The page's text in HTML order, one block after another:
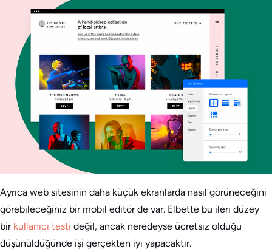
Ayrıca web sitesinin daha küçük ekranlarda nasıl görüneceğini
görebileceğiniz bir mobil editör de var. Elbette bu ileri düzey
bir kullanıcı testi değil, ancak neredeyse ücretsiz olduğu
düşünüldüğünde işi gerçekten iyi yapacaktır.